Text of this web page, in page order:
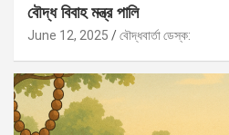
বৌদ্ধ বিবাহ মন্ত্র পালি
June 12, 2025 বৌদ্ধবার্তা ডেস্ক: